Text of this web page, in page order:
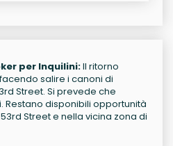
per Inquilini:Il ritorno
salire i canoni di
Street. Si prevede che
Restano disponibili opportunità
Street e nella vicina zona di